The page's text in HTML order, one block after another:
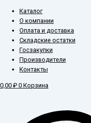
Каталог
О компании
Оплата и доставка
Складские остатки
Госзакупки
Производители
Контакты
0,00 ₽ 0 Корзина